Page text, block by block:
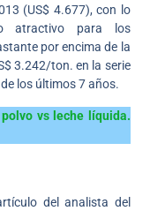
(US$ 4.677), con lo
atractivo para los
por encima de la
3.242/ton. en la serie
los últimos 7 años.
polvo vs leche líquida.
del analista del